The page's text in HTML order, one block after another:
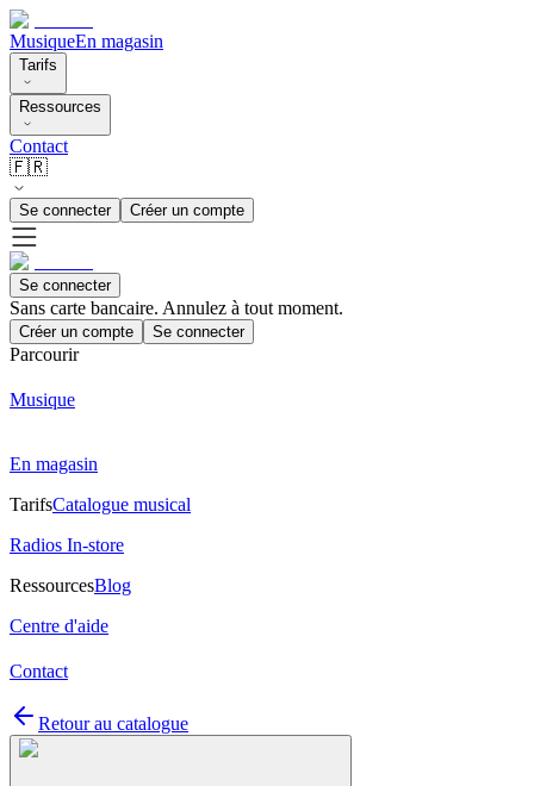
MusiqueEn magasin
Tarifs
Ressources
Contact
🇫🇷
Se connecter Créer un compte
Se connecter
Sans carte bancaire. Annulez à tout moment.
Créer un compte Se connecter
Parcourir
Musique
En magasin
TarifsCatalogue musical
Radios In-store
RessourcesBlog
Centre d'aide
Contact
Retour au catalogue